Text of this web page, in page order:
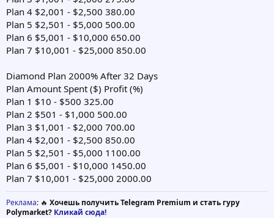
Plan 4 $2,001 - $2,500 380.00
Plan 5 $2,501 - $5,000 500.00
Plan 6 $5,001 - $10,000 650.00
Plan 7 $10,001 - $25,000 850.00
Diamond Plan 2000% After 32 Days
Plan Amount Spent ($) Profit (%)
Plan 1 $10 - $500 325.00
Plan 2 $501 - $1,000 500.00
Plan 3 $1,001 - $2,000 700.00
Plan 4 $2,001 - $2,500 850.00
Plan 5 $2,501 - $5,000 1100.00
Plan 6 $5,001 - $10,000 1450.00
Plan 7 $10,001 - $25,000 2000.00
Реклама: 🔥 Хочешь получить Telegram Premium и стать гуру
Polymarket? Кликай сюда!